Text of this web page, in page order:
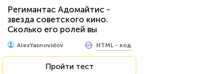
Регимантас Адомайтис -
звезда советского кино.
Сколько его ролей вы
помните?
AlexYasnovidov HTML - код
Пройти тест